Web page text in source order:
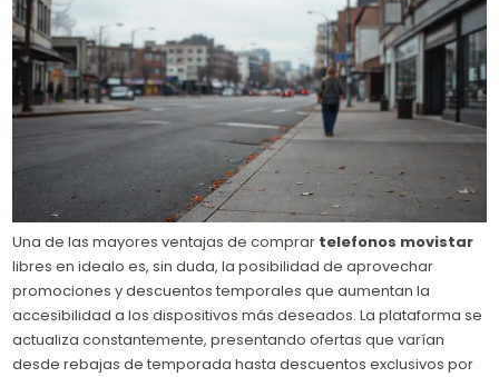
Una de las mayores ventajas de comprar telefonos movistar
libres en idealo es, sin duda, la posibilidad de aprovechar
promociones y descuentos temporales que aumentan la
accesibilidad a los dispositivos más deseados. La plataforma se
actualiza constantemente, presentando ofertas que varían
desde rebajas de temporada hasta descuentos exclusivos por